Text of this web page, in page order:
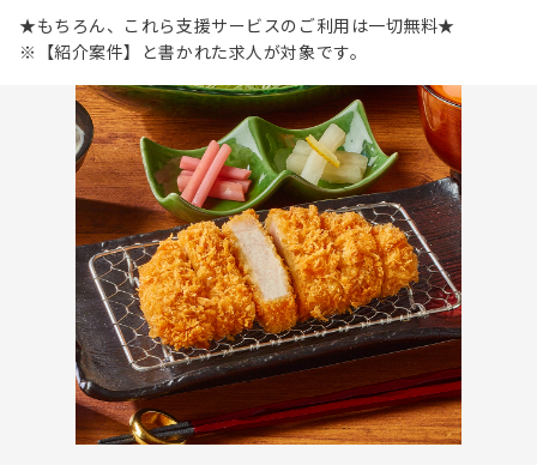
★もちろん、これら支援サービスのご利用は一切無料★
※【紹介案件】と書かれた求人が対象です。